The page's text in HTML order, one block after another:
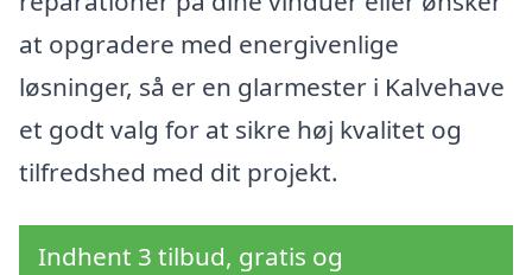
at opgradere med energivenlige
løsninger, så er en glarmester i Kalvehave
et godt valg for at sikre høj kvalitet og
tilfredshed med dit projekt.
Indhent 3 tilbud, gratis og